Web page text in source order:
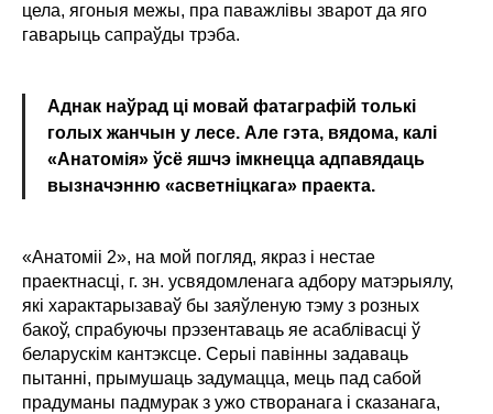
цела, ягоныя межы, пра паважлівы зварот да яго
гаварыць сапраўды трэба.
Аднак наўрад ці мовай фатаграфій толькі
голых жанчын у лесе. Але гэта, вядома, калі
«Анатомія» ўсё яшчэ імкнецца адпавядаць
вызначэнню «асветніцкага» праекта.
«Анатоміі 2», на мой погляд, якраз і нестае
праектнасці, г. зн. усвядомленага адбору матэрыялу,
які характарызаваў бы заяўленую тэму з розных
бакоў, спрабуючы прэзентаваць яе асаблівасці ў
беларускім кантэксце. Серыі павінны задаваць
пытанні, прымушаць задумацца, мець пад сабой
прадуманы падмурак з ужо створанага і сказанага,